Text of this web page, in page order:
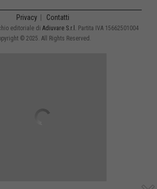
Privacy Contatti
editoriale di Adiuvare S.r.l. Partita IVA 15662501004
© 2025. All Rights Reserved.